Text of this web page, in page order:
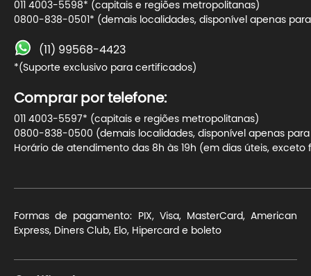
011 4003-5598* (capitais e regiões metropolitanas)
0800-838-0501* (demais localidades, disponível apenas
(11) 99568-4423
*(Suporte exclusivo para certificados)
Comprar por telefone:
011 4003-5597* (capitais e regiões metropolitanas)
0800-838-0500 (demais localidades, disponível apenas
Horário de atendimento das 8h às 19h (em dias úteis, exceto
Formas de pagamento: PIX, Visa, MasterCard, American
Express, Diners Club, Elo, Hipercard e boleto